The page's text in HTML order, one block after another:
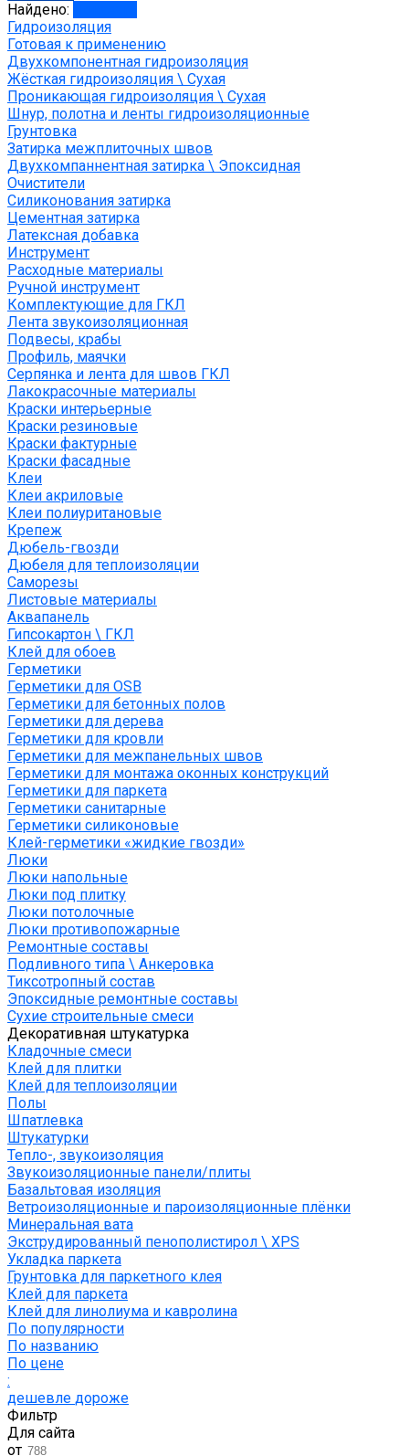
Найдено:
Гидроизоляция
Готовая к применению
Двухкомпонентная гидроизоляция
Жёсткая гидроизоляция \ Сухая
Проникающая гидроизоляция \ Сухая
Шнур, полотна и ленты гидроизоляционные
Грунтовка
Затирка межплиточных швов
Двухкомпаннентная затирка \ Эпоксидная
Очистители
Силиконования затирка
Цементная затирка
Латексная добавка
Инструмент
Расходные материалы
Ручной инструмент
Комплектующие для ГКЛ
Лента звукоизоляционная
Подвесы, крабы
Профиль, маячки
Серпянка и лента для швов ГКЛ
Лакокрасочные материалы
Краски интерьерные
Краски резиновые
Краски фактурные
Краски фасадные
Клеи
Клеи акриловые
Клеи полиуритановые
Крепеж
Дюбель-гвозди
Дюбеля для теплоизоляции
Саморезы
Листовые материалы
Аквапанель
Гипсокартон \ ГКЛ
Клей для обоев
Герметики
Герметики для OSB
Герметики для бетонных полов
Герметики для дерева
Герметики для кровли
Герметики для межпанельных швов
Герметики для монтажа оконных конструкций
Герметики для паркета
Герметики санитарные
Герметики силиконовые
Клей-герметики «жидкие гвозди»
Люки
Люки напольные
Люки под плитку
Люки потолочные
Люки противопожарные
Ремонтные составы
Подливного типа \ Анкеровка
Тиксотропный состав
Эпоксидные ремонтные составы
Сухие строительные смеси
Декоративная штукатурка
Кладочные смеси
Клей для плитки
Клей для теплоизоляции
Полы
Шпатлевка
Штукатурки
Тепло-, звукоизоляция
Звукоизоляционные панели/плиты
Базальтовая изоляция
Ветроизоляционные и пароизоляционные плёнки
Минеральная вата
Экструдированный пенополистирол \ XPS
Укладка паркета
Грунтовка для паркетного клея
Клей для паркета
Клей для линолиума и кавролина
По популярности
По названию
По цене
:
дешевле дороже
Фильтр
Для сайта
от